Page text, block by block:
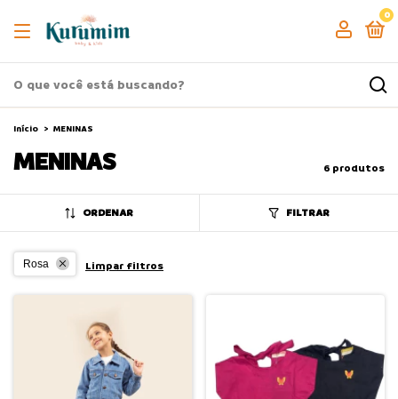
0
Início > MENINAS
MENINAS 6 produtos
ORDENAR FILTRAR
Rosa Limpar filtros